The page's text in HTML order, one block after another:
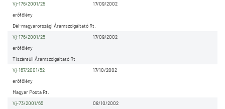
17/09/2002
Vj-176/2001/25
Dél-magyarországi Áramszolgáltató Rt.
erőfölény
17/09/2002
Vj-176/2001/25
Tiszántúli Áramszolgáltató Rt
erőfölény
17/10/2002
Vj-167/2001/52
Magyar Posta Rt.
erőfölény
08/10/2002
Vj-73/2001/65